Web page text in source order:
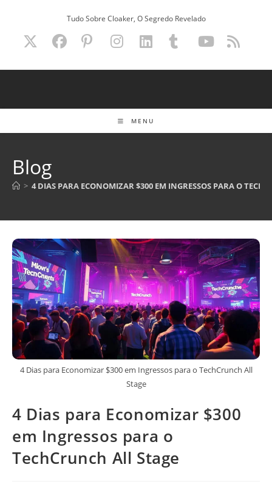
Tudo Sobre Cloaker, O Segredo Revelado
MENU
Blog
> 4 DIAS PARA ECONOMIZAR $300 EM INGRESSOS PARA O
4 Dias para Economizar $300 em Ingressos para o TechCrunch All
Stage
4 Dias para Economizar $300
em Ingressos para o
TechCrunch All Stage